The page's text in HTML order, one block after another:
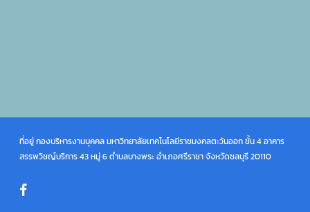
ที่อยู่ กองบริหารงานบุคคล มหาวิทยาลัยเทคโนโลยีราชมงคลตะวันออก ชั้น 4 อาคาร
สรรพวิชญ์บริการ 43 หมู่ 6 ตำบลบางพระ อำเภอศรีราชา จังหวัดชลบุรี 20110
facebook